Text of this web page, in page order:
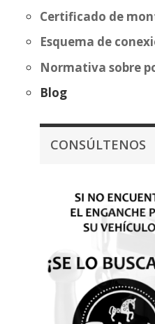
Certificado de
Esquema de
Normativa sobre
Blog
CONSÚLTENOS